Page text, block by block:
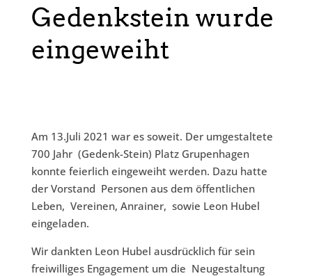
Gedenkstein wurde
eingeweiht
Am 13.Juli 2021 war es soweit. Der umgestaltete
700 Jahr (Gedenk-Stein) Platz Grupenhagen
konnte feierlich eingeweiht werden. Dazu hatte
der Vorstand Personen aus dem öffentlichen
Leben, Vereinen, Anrainer, sowie Leon Hubel
eingeladen.
Wir dankten Leon Hubel ausdrücklich für sein
freiwilliges Engagement um die Neugestaltung